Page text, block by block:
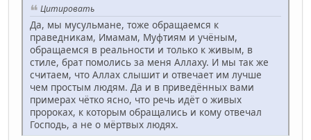
Цитировать
Да, мы мусульмане, тоже обращаемся к
праведникам, Имамам, Муфтиям и учёным,
обращаемся в реальности и только к живым, в
стиле, брат помолись за меня Аллаху. И мы так же
считаем, что Аллах слышит и отвечает им лучше
чем простым людям. Да и в приведённых вами
примерах чётко ясно, что речь идёт о живых
пророках, к которым обращались и кому отвечал
Господь, а не о мёртвых людях.